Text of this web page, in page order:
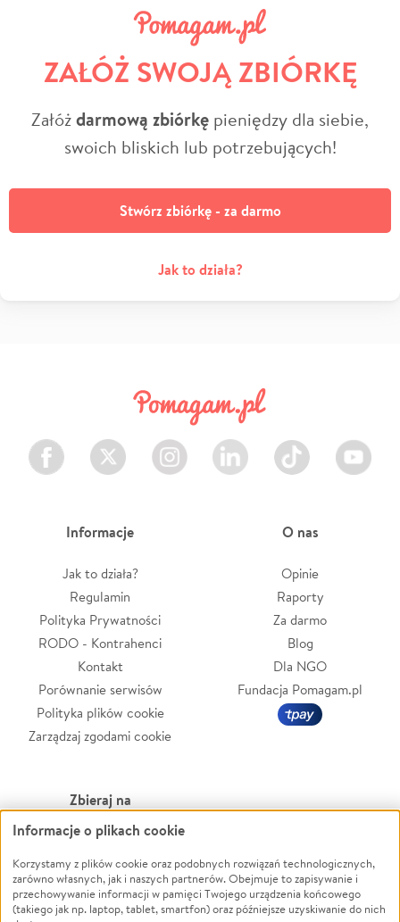
ZAŁÓŻ SWOJĄ ZBIÓRKĘ
Załóżdarmową zbiórkę pieniędzy dla siebie,
swoich bliskich lub potrzebujących!
Stwórz zbiórkę - za darmo
Jak to działa?
Facebook Twitter Instagram LinkedIn TikTok Youtube
Informacje
Jak to działa?
Regulamin
Polityka Prywatności
RODO - Kontrahenci
Kontakt
Porównanie serwisów
Polityka plików cookie
Zarządzaj zgodami cookie
O nas
Opinie
Raporty
Za darmo
Blog
Dla NGO
Fundacja Pomagam.pl
Zbieraj na
Leczenie
Zwierzęta
Pożar
Ukraina
Powódź
Wichura
NGO
Informacje o plikach cookie
Korzystamy z plików cookie oraz podobnych rozwiązań technologicznych,
zarówno własnych, jak i naszych partnerów. Obejmuje to zapisywanie i
przechowywanie informacji w pamięci Twojego urządzenia końcowego
(takiego jak np. laptop, tablet, smartfon) oraz późniejsze uzyskiwanie do nich